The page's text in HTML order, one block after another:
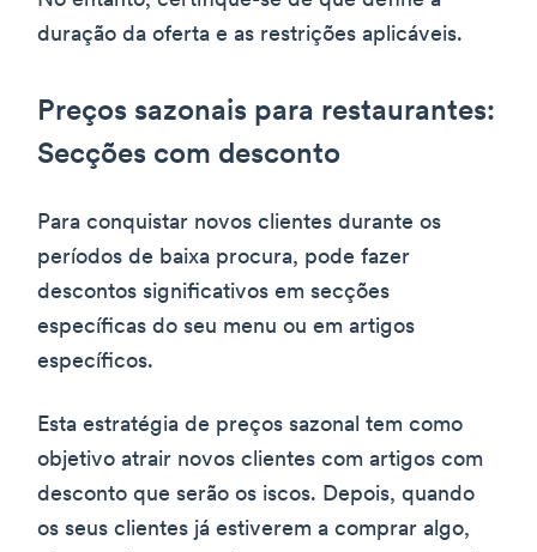
duração da oferta e as restrições aplicáveis.
Preços sazonais para restaurantes:
Secções com desconto
Para conquistar novos clientes durante os
períodos de baixa procura, pode fazer
descontos significativos em secções
específicas do seu menu ou em artigos
específicos.
Esta estratégia de preços sazonal tem como
objetivo atrair novos clientes com artigos com
desconto que serão os iscos. Depois, quando
os seus clientes já estiverem a comprar algo,